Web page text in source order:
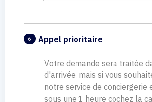
6 Appel prioritaire
Votre demande sera traitée
d'arrivée, mais si vous
notre service de conciergerie
sous une 1 heure cochez la